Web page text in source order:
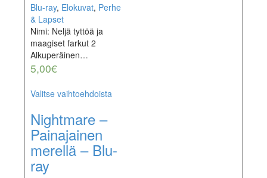
Blu-ray, Elokuvat, Perhe
& Lapset
Nimi: Neljä tyttöä ja
maagiset farkut 2
Alkuperäinen…
5,00€
Valitse vaihtoehdoista
Nightmare –
Painajainen
merellä – Blu-
ray